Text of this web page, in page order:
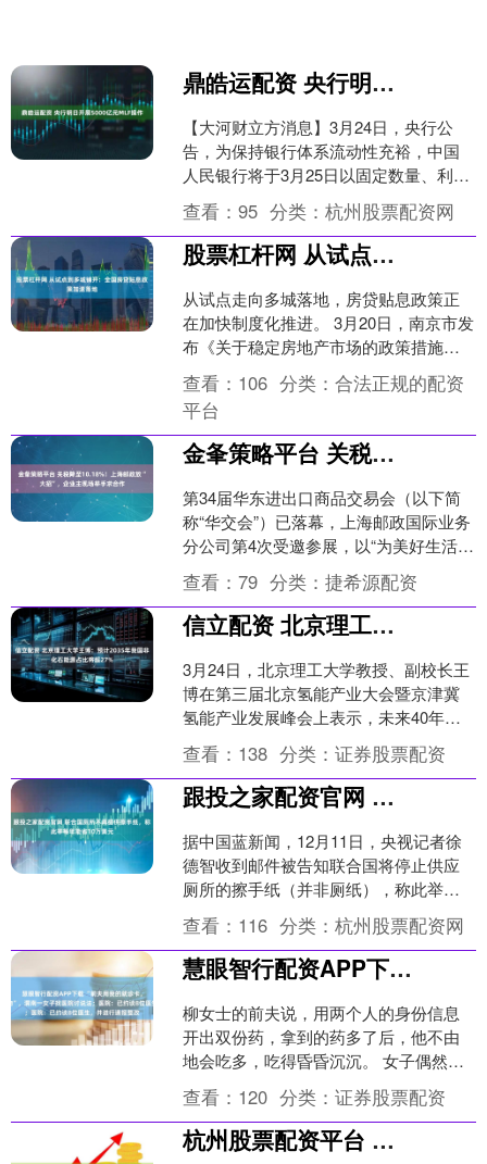
鼎皓运配资 央行明日开展5000亿元MLF操作
【大河财立方消息】3月24日，央行公
告，为保持银行体系流动性充裕，中国
人民银行将于3月25日以固定数量、利率
招标、多重价位中标方式开展5000亿元
MLF操作，期....
查看：95 分类：杭州股票配资网
股票杠杆网 从试点到多城铺开：全国房贷贴息政策加速落地
从试点走向多城落地，房贷贴息政策正
在加快制度化推进。 3月20日，南京市发
布《关于稳定房地产市场的政策措施》
（简称“宁六条”），其中明确提出对“卖
旧买新”的购房....
查看： 106 分类：合法正规的配资
平台
金夆策略平台 关税降至10.18%！上海邮政放“大招”，企业主现场举手求合作
第34届华东进出口商品交易会（以下简
称“华交会”）已落幕，上海邮政国际业务
分公司第4次受邀参展，以“为美好生活加
速”为主题高规格亮相W4跨境电商展区，
依托“邮商....
查看：79 分类：捷希源配资
信立配资 北京理工大学王博：预计2035年我国非化石能源占比将超27%
3月24日，北京理工大学教授、副校长王
博在第三届北京氢能产业大会暨京津冀
氢能产业发展峰会上表示，未来40年，
非化石能源消费占比将快速提升，预计
2035年和206....
查看： 138 分类：证券股票配资
跟投之家配资官网 联合国厕所不再提供擦手纸，称此举每年能省10万美元
据中国蓝新闻，12月11日，央视记者徐
德智收到邮件被告知联合国将停止供应
厕所的擦手纸（并非厕纸），称此举每
年能省10万美元。联合国秘书长副发言
人称，这是一项环保....
查看： 116 分类：杭州股票配资网
慧眼智行配资APP下载 “前夫用我的就诊卡，开上千片精神类药物”，渭南一女子找医院讨说法；医院：已约谈8位医生，并进行通报整改
柳女士的前夫说，用两个人的身份信息
开出双份药，拿到的药多了后，他不由
地会吃多，吃得昏昏沉沉。 女子偶然发
现在县医院 自己名下有一年多的开药记
录 柳女士是渭南市大....
查看： 120 分类：证券股票配资
杭州股票配资平台 北证50午后直线拉升涨超2%